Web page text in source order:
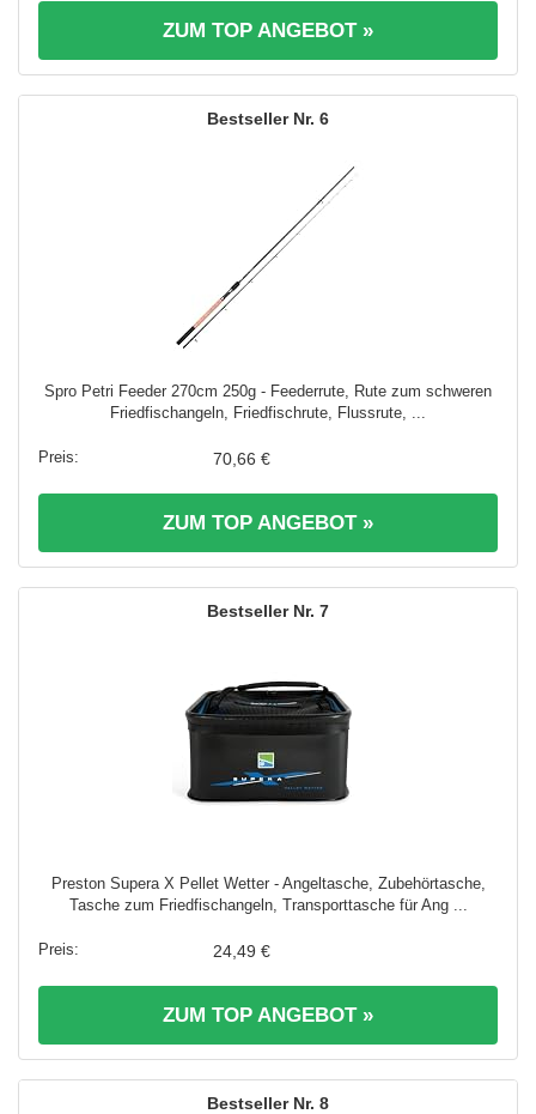
ZUM TOP ANGEBOT »
6
Spro Petri Feeder 270cm 250g - Feederrute, Rute zum schweren
Friedfischangeln, Friedfischrute, Flussrute, ...
70,66 €
ZUM TOP ANGEBOT »
7
Preston Supera X Pellet Wetter - Angeltasche, Zubehörtasche,
Tasche zum Friedfischangeln, Transporttasche für Ang ...
24,49 €
ZUM TOP ANGEBOT »
8